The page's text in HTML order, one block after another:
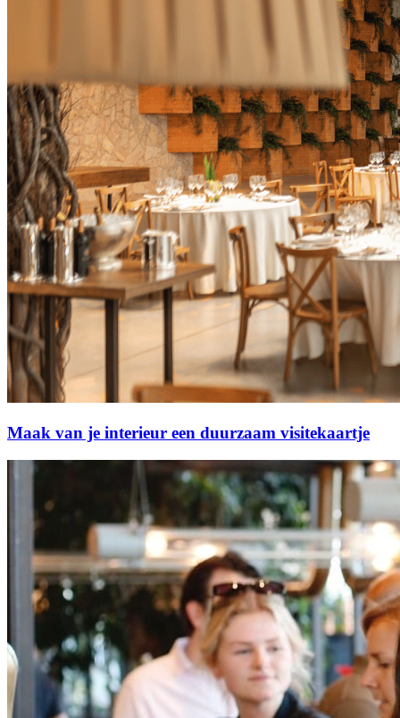
Maak van je interieur een duurzaam visitekaartje